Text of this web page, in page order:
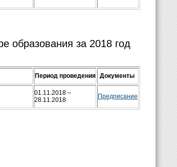
образования за 2018 год
Период проведения Документы
01.11.2018 –
28.11.2018
Предписание